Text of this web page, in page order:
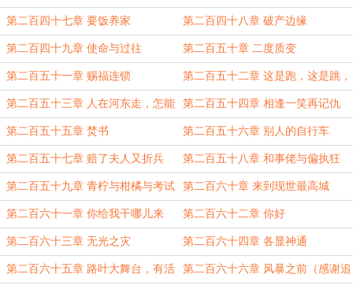
第二百四十七章 要饭养家 第二百四十八章 破产边缘
第二百四十九章 使命与过往 第二百五十章 二度质变
第二百五十一章 赐福连锁 第二百五十二章 这是跑，这是跳，
这是宗师，干掉他。
第二百五十三章 人在河东走，怎能
不湿鞋？
第二百五十四章 相逢一笑再记仇
第二百五十五章 焚书 第二百五十六章 别人的自行车
第二百五十七章 赔了夫人又折兵
（感谢SSR深渊烈日的盟主
第二百五十八章 和事佬与偏执狂
第二百五十九章 青柠与柑橘与考试
与剑
第二百六十章 来到现世最高城
第二百六十一章 你给我干哪儿来
了？（感谢傳説中嘚橘喵的打赏
第二百六十二章 你好
第二百六十三章 无光之灾 第二百六十四章 各显神通
第二百六十五章 路叶大舞台，有活 第二百六十六章 风暴之前（感谢追